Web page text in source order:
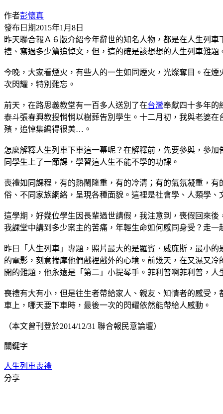
作者彭懷真
發布日期2015年1月8日
昨天聯合報Ａ６版介紹今年辭世的知名人物，都是在人生列
禮、寫過多少篇追悼文，但，這的確是該想想的人生列車難題
今晚，大家看煙火，有些人的一生如同煙火，光燦奪目。在
次閃耀，特別難忘。
前天，在路思義教堂有一百多人送別了在台灣奉獻四十多年的
泰斗張春興教授悄悄以樹葬告別學生。十二月初，我與老婆
殯，追悼集編得很美…。
怎麼解釋人生列車下車這一幕呢？在解釋前，先要參與，參
同學生上了一節課，學習這人生不能不學的功課。
喪禮如同課程，有的熱鬧隆重，有的冷清；有的氣氛凝重，
俗、不同家族網絡，呈現各種面貌。這裡是社會學、人類學、
這學期，好幾位學生因長輩過世請假，我注意到，喪假回來
我課堂中講到多少案主的苦痛，年輕生命如何感同身受？走一
昨日「人生列車」專題，照片最大的是羅賓．威廉斯，最小
的電影，刻意揣摩他們戲裡戲外的心境。前幾天，在又濕又
開的難題，他永遠是「第二」小提琴手。菲利普啊菲利普，
喪禮有大有小，但是往生者帶給家人、親友、知情者的感受
車上，哪天要下車時，最後一次的閃耀依然能帶給人感動。
（本文曾刊登於2014/12/31 聯合報民意論壇）
關鍵字
人生列車喪禮
分享